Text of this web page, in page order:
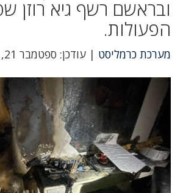
ובראשם רשף גיא רוזן
הפעולות.
מערכת כרמליסט | עודכן: ספטמבר 21, 2025